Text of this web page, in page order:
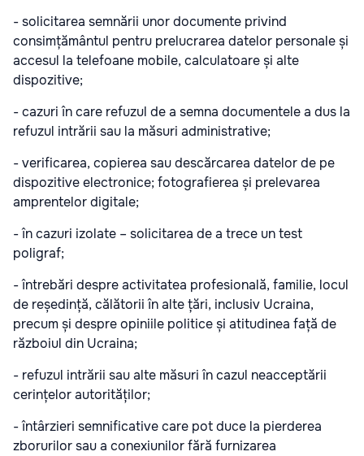
- solicitarea semnării unor documente privind
consimțământul pentru prelucrarea datelor personale și
accesul la telefoane mobile, calculatoare și alte
dispozitive;
- cazuri în care refuzul de a semna documentele a dus la
refuzul intrării sau la măsuri administrative;
- verificarea, copierea sau descărcarea datelor de pe
dispozitive electronice; fotografierea și prelevarea
amprentelor digitale;
- în cazuri izolate – solicitarea de a trece un test
poligraf;
- întrebări despre activitatea profesională, familie, locul
de reședință, călătorii în alte țări, inclusiv Ucraina,
precum și despre opiniile politice și atitudinea față de
războiul din Ucraina;
- refuzul intrării sau alte măsuri în cazul neacceptării
cerințelor autorităților;
- întârzieri semnificative care pot duce la pierderea
zborurilor sau a conexiunilor fără furnizarea